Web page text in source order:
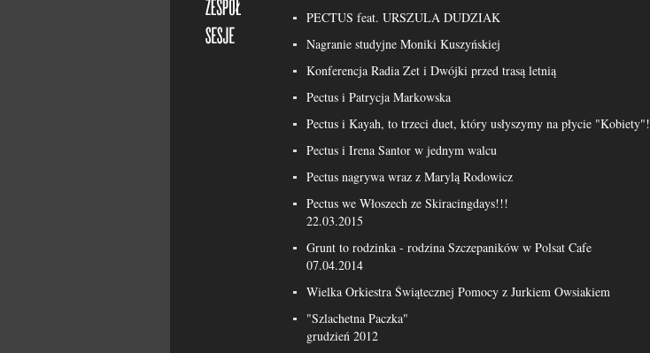
PECTUS feat. URSZULA DUDZIAK
Nagranie studyjne Moniki Kuszyńskiej
Konferencja Radia Zet i Dwójki przed trasą letnią
Pectus i Patrycja Markowska
Pectus i Kayah, to trzeci duet, który usłyszymy na płycie "Kobiety"!
Pectus i Irena Santor w jednym walcu
Pectus nagrywa wraz z Marylą Rodowicz
Pectus we Włoszech ze Skiracingdays!!!
22.03.2015
Grunt to rodzinka - rodzina Szczepaników w Polsat Cafe
07.04.2014
Wielka Orkiestra Świątecznej Pomocy z Jurkiem Owsiakiem
"Szlachetna Paczka"
grudzień 2012